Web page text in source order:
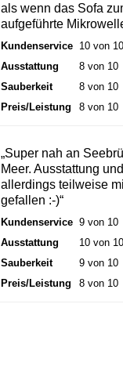
als wenn das Sofa
aufgeführte
Kundenservice 10 von 10
Ausstattung
8 von 10
Sauberkeit
8 von 10
Preis/Leistung
8 von 10
„Super nah an
Meer. Ausstattung
allerdings teilweise
gefallen :-)“
Kundenservice 9 von 10
Ausstattung
10 von 10
Sauberkeit
9 von 10
Preis/Leistung
8 von 10